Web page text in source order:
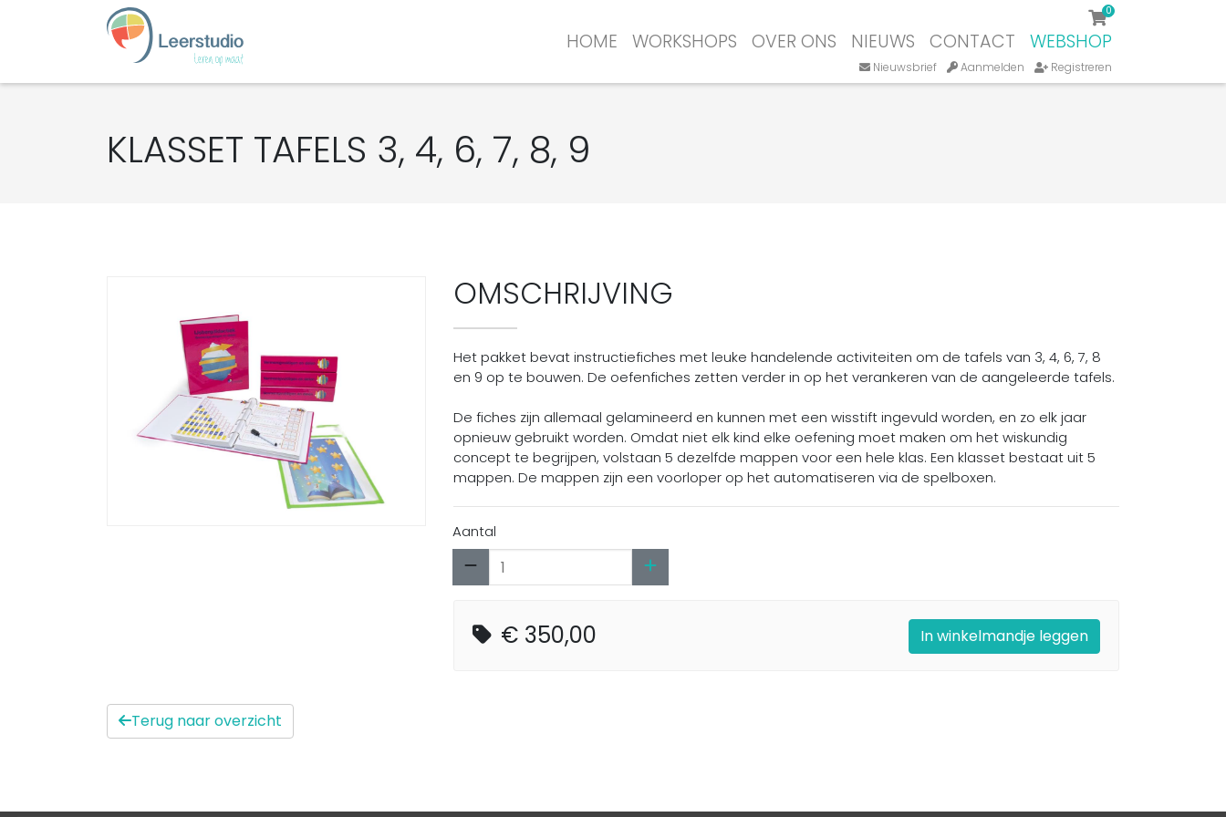
HOME WORKSHOPS OVER ONS NIEUWS CONTACT WEBSHOP
0
Nieuwsbrief Aanmelden Registreren
KLASSET TAFELS 3, 4, 6, 7, 8, 9
OMSCHRIJVING
Het pakket bevat instructiefiches met leuke handelende activiteiten om de tafels van 3, 4, 6, 7, 8
en 9 op te bouwen. De oefenfiches zetten verder in op het verankeren van de aangeleerde tafels.
De fiches zijn allemaal gelamineerd en kunnen met een wisstift ingevuld worden, en zo elk jaar
opnieuw gebruikt worden. Omdat niet elk kind elke oefening moet maken om het wiskundig
concept te begrijpen, volstaan 5 dezelfde mappen voor een hele klas. Een klasset bestaat uit 5
mappen. De mappen zijn een voorloper op het automatiseren via de spelboxen.
Aantal
€ 350,00 In winkelmandje leggen
Terug naar overzicht